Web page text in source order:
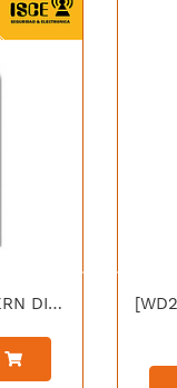
[WD40PURX-78] WESTERN DIGITAL DISCO DURO PURPURA PARA DVR/NVR 4TB